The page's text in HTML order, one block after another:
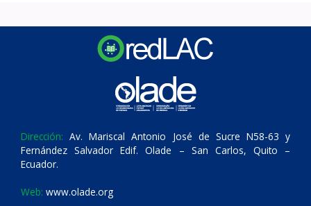
Dirección: Av. Mariscal Antonio José de Sucre N58-63 y
Fernández Salvador Edif. Olade – San Carlos, Quito –
Ecuador.
Web: www.olade.org